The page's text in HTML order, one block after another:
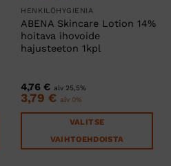
HENKILÖHYGIENIA
ABENA Skincare Lotion 14%
hoitava ihovoide
hajusteeton 1kpl
4,76€ alv 25,5%
3,79€ alv 0%
VALITSE
VAIHTOEHDOISTA